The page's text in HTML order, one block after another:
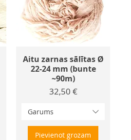
Aitu zarnas sālītas Ø
22-24 mm (bunte
~90m)
Cena
32,50 €
Garums
Pievienot grozam